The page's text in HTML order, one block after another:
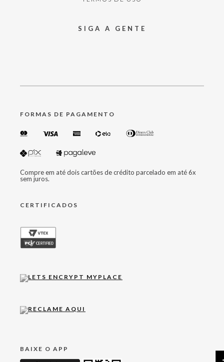
SIGA A GENTE
FORMAS DE PAGAMENTO
Compre em até dois cartões de crédito parcelado em até 6x
sem juros.
CERTIFICADOS
BAIXE O APP